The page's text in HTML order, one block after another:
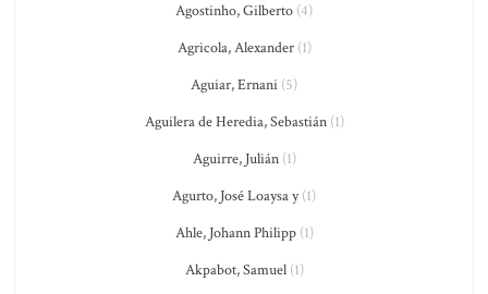
Agostinho, Gilberto (4)
Agricola, Alexander(1)
Aguiar, Ernani (5)
Aguilera de Heredia, Sebastián(1)
Aguirre, Julián(1)
Agurto, José Loaysa y(1)
Ahle, Johann Philipp(1)
Akpabot, Samuel(1)